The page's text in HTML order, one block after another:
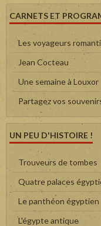
CARNETS ET
Les voyageurs
Jean Cocteau
Une semaine à Louxor
Partagez vos
UN PEU D'HISTOIRE !
Trouveurs de tombes
Quatre palaces
Le panthéon égyptien
L'égypte antique